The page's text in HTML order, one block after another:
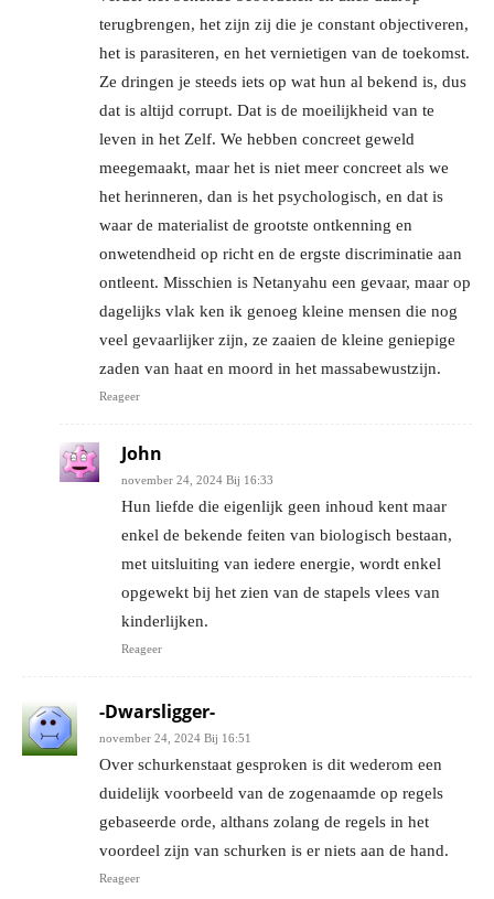
terugbrengen, het zijn zij die je constant objectiveren,
het is parasiteren, en het vernietigen van de toekomst.
Ze dringen je steeds iets op wat hun al bekend is, dus
dat is altijd corrupt. Dat is de moeilijkheid van te
leven in het Zelf. We hebben concreet geweld
meegemaakt, maar het is niet meer concreet als we
het herinneren, dan is het psychologisch, en dat is
waar de materialist de grootste ontkenning en
onwetendheid op richt en de ergste discriminatie aan
ontleent. Misschien is Netanyahu een gevaar, maar op
dagelijks vlak ken ik genoeg kleine mensen die nog
veel gevaarlijker zijn, ze zaaien de kleine geniepige
zaden van haat en moord in het massabewustzijn.
Reageer
John
november 24, 2024 Bij 16:33
Hun liefde die eigenlijk geen inhoud kent maar
enkel de bekende feiten van biologisch bestaan,
met uitsluiting van iedere energie, wordt enkel
opgewekt bij het zien van de stapels vlees van
kinderlijken.
Reageer
-Dwarsligger-
november 24, 2024 Bij 16:51
Over schurkenstaat gesproken is dit wederom een
duidelijk voorbeeld van de zogenaamde op regels
gebaseerde orde, althans zolang de regels in het
voordeel zijn van schurken is er niets aan de hand.
Reageer